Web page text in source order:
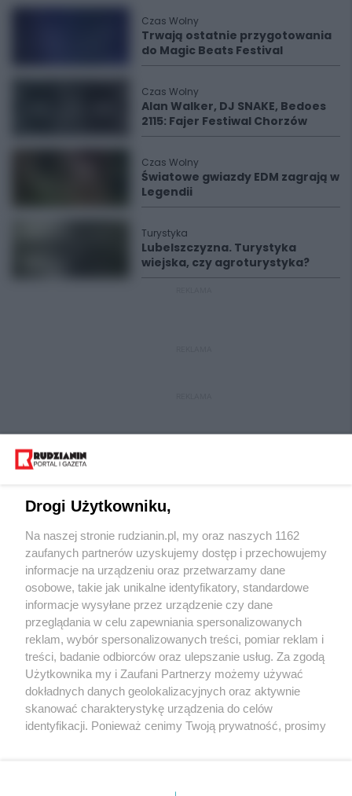
Czas Wolny
Trwają ostatnie przygotowania
do Magic Beats Festival
Czas Wolny
Alan Walker, DJ SNAKE, Bedoes
2115: Fajer Festiwal Chorzów
Czas Wolny
Światowe gwiazdy EDM zagrają w
Legendii
Turystyka
Lubelszczyzna. Turystyka
wiejska, czy agroturystyka?
Wydawca mediów lokalnych
Nie zapomnij
zapoznać się z:
polityką prywatności regulamin korzystania z portali
Twojemiasto
Piekary Śląskie
Chorzów
Tarnowskie Góry
Skontakuj sięz nami
Kontakt
Wydawca
Redakcja
Drogi Użytkowniku,
Na naszej stronie rudzianin.pl, my oraz naszych 1162
zaufanych partnerów uzyskujemy dostęp i przechowujemy
informacje na urządzeniu oraz przetwarzamy dane
osobowe, takie jak unikalne identyfikatory, standardowe
informacje wysyłane przez urządzenie czy dane
przeglądania w celu zapewniania spersonalizowanych
reklam, wybór spersonalizowanych treści, pomiar reklam i
treści, badanie odbiorców oraz ulepszanie usług. Za zgodą
Użytkownika my i Zaufani Partnerzy możemy używać
dokładnych danych geolokalizacyjnych oraz aktywnie
skanować charakterystykę urządzenia do celów
identyfikacji. Ponieważ cenimy Twoją prywatność, prosimy